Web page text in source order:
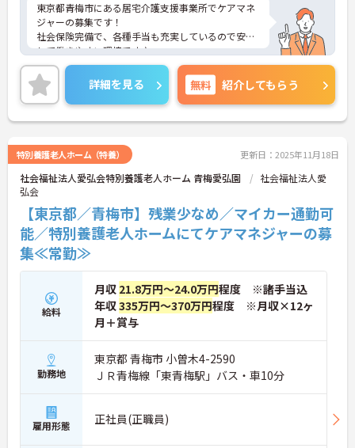
東京都青梅市にある居宅介護支援事業所でケアマネ
ジャーの募集です！
社会保険完備で、各種手当も充実しているので安心
して働きやすい環境です♪
無料駐車場付きでマイカー通勤OKなので、雨の日で
も車があれば安心です！
ご興味ある方は面接ポイントをお伝えしますので、
お気軽にご連絡ください。
詳細を見る 無料 紹介してもらう
特別養護老人ホーム（特養） 更新日：2025年11月18日
社会福祉法人愛弘会特別養護老人ホーム 青梅愛弘園
社会福祉法人愛
弘会
【東京都／青梅市】残業少なめ／マイカー通勤可
能／特別養護老人ホームにてケアマネジャーの募
集≪常勤≫
給料
月収 21.8万円～24.0万円程度 ※諸手当込
年収335万円～370万円程度 ※月収×12ヶ
月＋賞与
勤務地
東京都 青梅市 小曽木4-2590
ＪＲ青梅線「東青梅駅」バス・車10分
雇用形態 正社員(正職員)